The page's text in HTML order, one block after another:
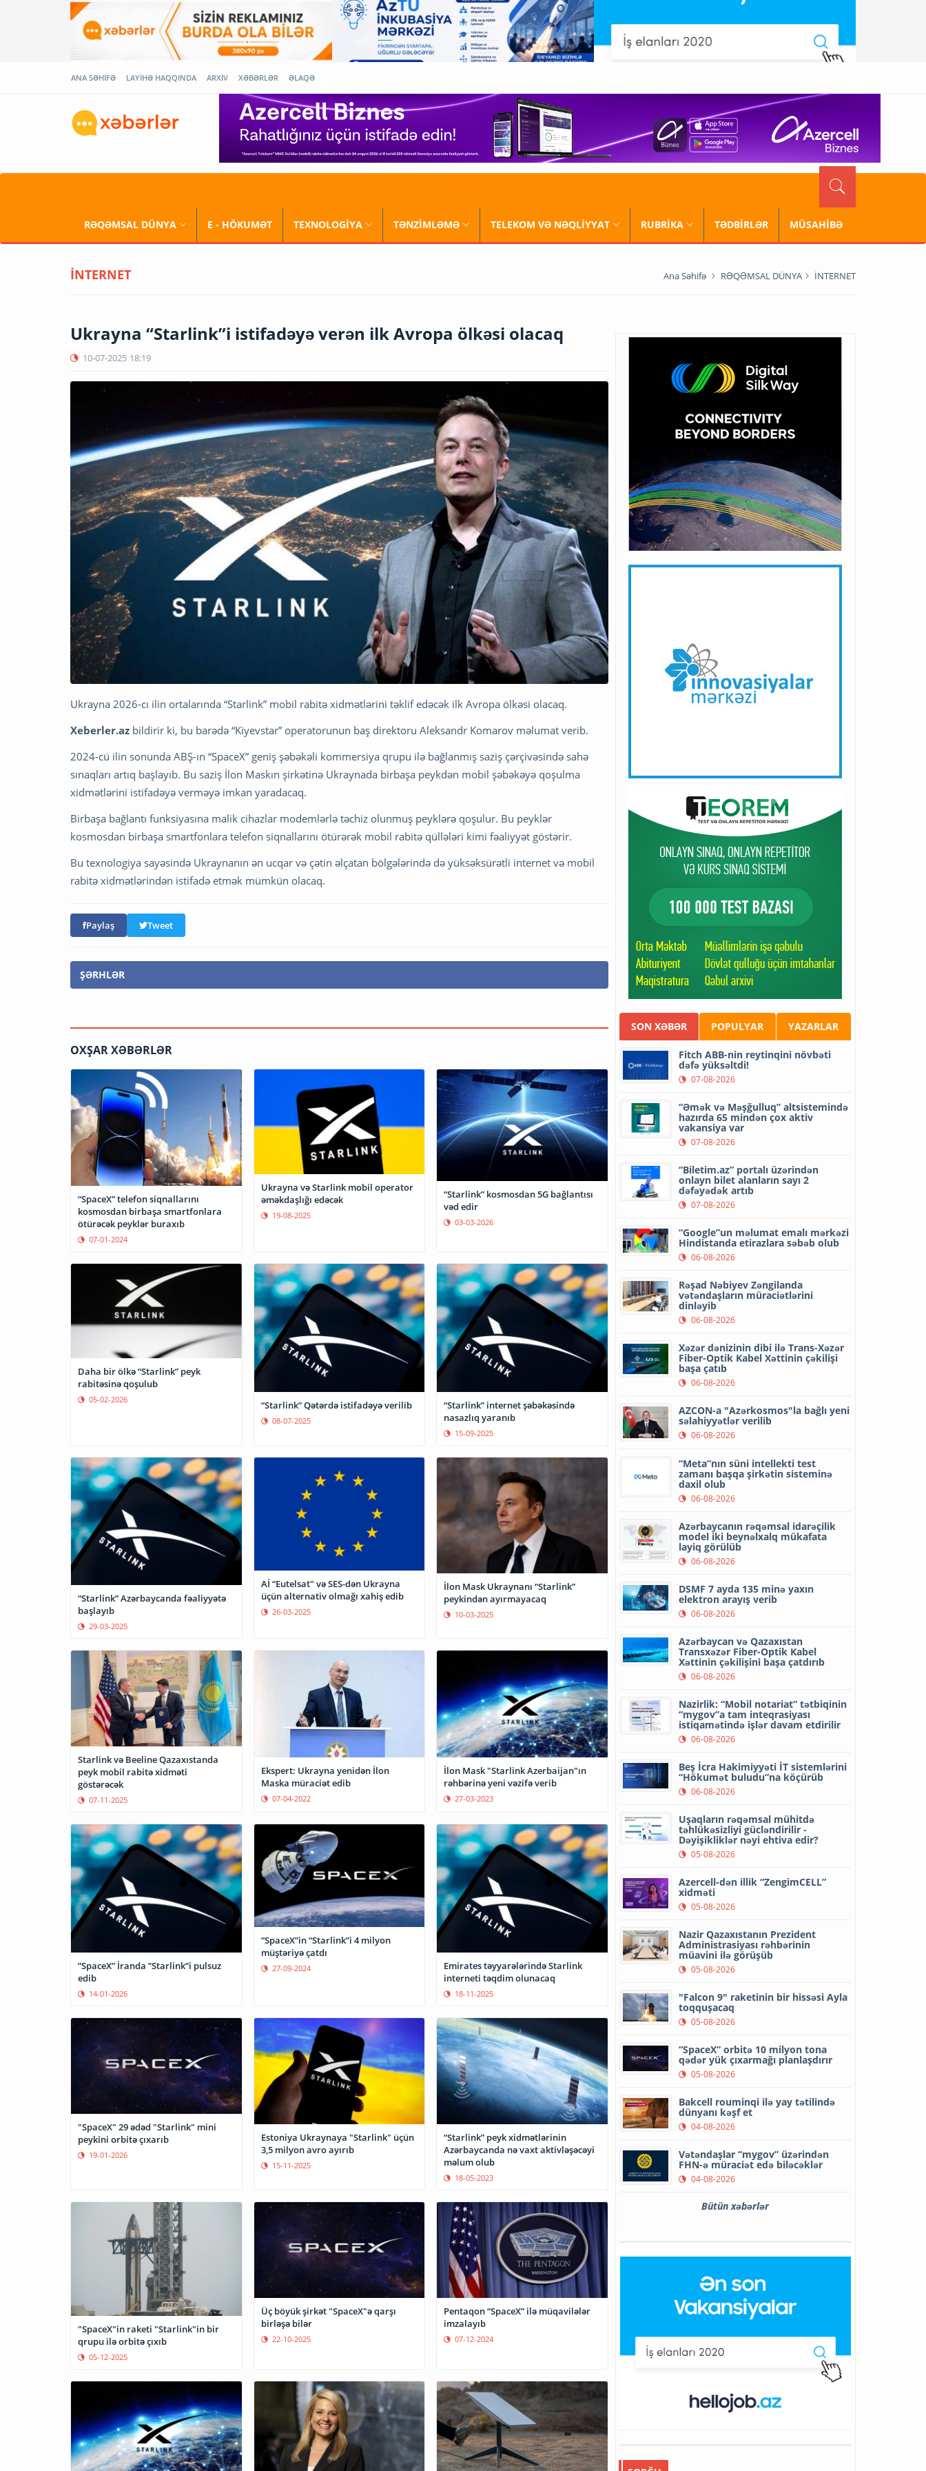
ANA SƏHİFƏ LAYİHƏ HAQQINDA ARXİV XƏBƏRLƏR ƏLAQƏ
RƏQƏMSAL DÜNYA E - HÖKUMƏT TEXNOLOGİYA TƏNZİMLƏMƏ TELEKOM VƏ NƏQLİYYAT RUBRİKA TƏDBİRLƏR MÜSAHİBƏ
İNTERNET Ana Səhifə RƏQƏMSAL DÜNYA İNTERNET
Ukrayna “Starlink”i istifadəyə verən ilk Avropa ölkəsi olacaq
10-07-2025 18:19
Ukrayna 2026-cı ilin ortalarında “Starlink” mobil rabitə xidmətlərini təklif edəcək ilk Avropa ölkəsi olacaq.
Xeberler.az bildirir ki, bu barədə “Kiyevstar” operatorunun baş direktoru Aleksandr Komarov məlumat verib.
2024-cü ilin sonunda ABŞ-ın “SpaceX” geniş şəbəkəli kommersiya qrupu ilə bağlanmış saziş çərçivəsində sahə
sınaqları artıq başlayıb. Bu saziş İlon Maskın şirkətinə Ukraynada birbaşa peykdən mobil şəbəkəyə qoşulma
xidmətlərini istifadəyə verməyə imkan yaradacaq.
Birbaşa bağlantı funksiyasına malik cihazlar modemlərlə təchiz olunmuş peyklərə qoşulur. Bu peyklər
kosmosdan birbaşa smartfonlara telefon siqnallarını ötürərək mobil rabitə qüllələri kimi fəaliyyət göstərir.
Bu texnologiya sayəsində Ukraynanın ən ucqar və çətin əlçatan bölgələrində də yüksəksürətli internet və mobil
rabitə xidmətlərindən istifadə etmək mümkün olacaq.
Paylaş Tweet
ŞƏRHLƏR
OXŞAR XƏBƏRLƏR
“SpaceX” telefon siqnallarını
kosmosdan birbaşa smartfonlara
ötürəcək peyklər buraxıb
07-01-2024
Ukrayna və Starlink mobil operator
əməkdaşlığı edəcək
19-08-2025
“Starlink” kosmosdan 5G bağlantısı
vəd edir
03-03-2026
Daha bir ölkə “Starlink” peyk
rabitəsinə qoşulub
05-02-2026 “Starlink” Qətərdə istifadəyə verilib
08-07-2025
“Starlink” internet şəbəkəsində
nasazlıq yaranıb
15-09-2025
“Starlink” Azərbaycanda fəaliyyətə
başlayıb
29-03-2025
Aİ “Eutelsat" və SES-dən Ukrayna
üçün alternativ olmağı xahiş edib
26-03-2025
İlon Mask Ukraynanı “Starlink”
peykindən ayırmayacaq
10-03-2025
Starlink və Beeline Qazaxıstanda
peyk mobil rabitə xidməti
göstərəcək
07-11-2025
Ekspert: Ukrayna yenidən İlon
Maska müraciət edib
07-04-2022
İlon Mask "Starlink Azerbaijan"ın
rəhbərinə yeni vəzifə verib
27-03-2023
”SpaceX” İranda ”Starlink”i pulsuz
edib
14-01-2026
“SpaceX”in “Starlink”i 4 milyon
müştəriyə çatdı
27-09-2024
Emirates təyyarələrində Starlink
interneti təqdim olunacaq
18-11-2025
"SpaceX" 29 ədəd "Starlink" mini
peykini orbitə çıxarıb
19-01-2026
Estoniya Ukraynaya "Starlink" üçün
3,5 milyon avro ayırıb
15-11-2025
“Starlink” peyk xidmətlərinin
Azərbaycanda nə vaxt aktivləşəcəyi
məlum olub
18-05-2023
"SpaceX"in raketi "Starlink"in bir
qrupu ilə orbitə çıxıb
05-12-2025
Üç böyük şirkət "SpaceX"ə qarşı
birləşə bilər
22-10-2025
Pentaqon “SpaceX” ilə müqavilələr
imzalayıb
07-12-2024
SON XƏBƏR POPULYAR YAZARLAR
Fitch ABB-nin reytinqini növbəti
dəfə yüksəltdi!
07-08-2026
“Əmək və Məşğulluq” altsistemində
hazırda 65 mindən çox aktiv
vakansiya var
07-08-2026
“Biletim.az” portalı üzərindən
onlayn bilet alanların sayı 2
dəfəyədək artıb
07-08-2026
“Google”un məlumat emalı mərkəzi
Hindistanda etirazlara səbəb olub
06-08-2026
Rəşad Nəbiyev Zəngilanda
vətəndaşların müraciətlərini
dinləyib
06-08-2026
Xəzər dənizinin dibi ilə Trans-Xəzər
Fiber-Optik Kabel Xəttinin çəkilişi
başa çatıb
06-08-2026
AZCON-a "Azərkosmos"la bağlı yeni
səlahiyyətlər verilib
06-08-2026
“Meta”nın süni intellekti test
zamanı başqa şirkətin sisteminə
daxil olub
06-08-2026
Azərbaycanın rəqəmsal idarəçilik
model iki beynəlxalq mükafata
layiq görülüb
06-08-2026
DSMF 7 ayda 135 minə yaxın
elektron arayış verib
06-08-2026
Azərbaycan və Qazaxıstan
Transxəzər Fiber-Optik Kabel
Xəttinin çəkilişini başa çatdırıb
06-08-2026
Nazirlik: “Mobil notariat” tətbiqinin
“mygov”a tam inteqrasiyası
istiqamətində işlər davam etdirilir
06-08-2026
Beş İcra Hakimiyyəti İT sistemlərini
“Hökumət buludu”na köçürüb
06-08-2026
Uşaqların rəqəmsal mühitdə
təhlükəsizliyi gücləndirilir -
Dəyişikliklər nəyi ehtiva edir?
05-08-2026
Azercell-dən illik “ZengimCELL”
xidməti
05-08-2026
Nazir Qazaxıstanın Prezident
Administrasiyası rəhbərinin
müavini ilə görüşüb
05-08-2026
"Falcon 9" raketinin bir hissəsi Ayla
toqquşacaq
05-08-2026
“SpaceX” orbitə 10 milyon tona
qədər yük çıxarmağı planlaşdırır
05-08-2026
Bakcell rouminqi ilə yay tətilində
dünyanı kəşf et
04-08-2026
Vətəndaşlar “mygov” üzərindən
FHN-ə müraciət edə biləcəklər
04-08-2026
Bütün xəbərlər